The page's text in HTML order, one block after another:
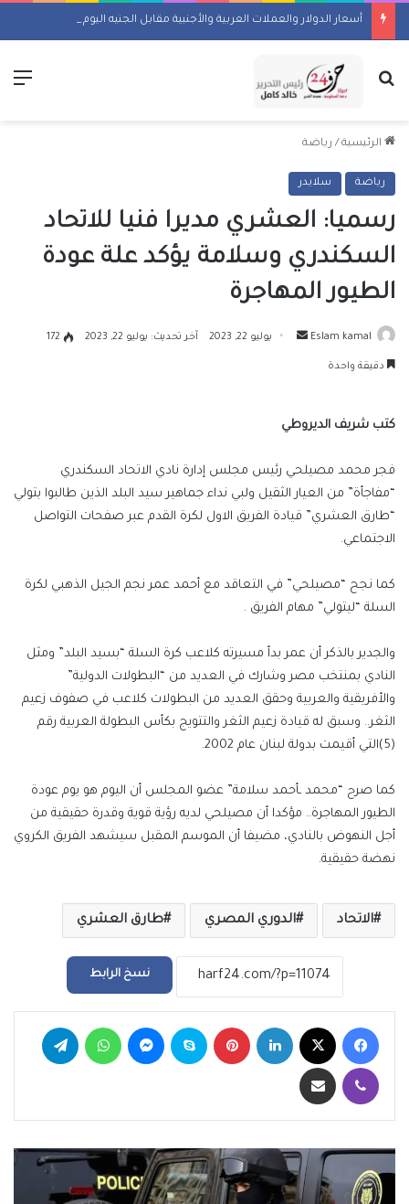
بحث عن
الرئيسية / رياضة
رياضة سلايدر
رسميا: العشري مديرا فنيا للاتحاد
السكندري وسلامة يؤكد علة عودة
الطيور المهاجرة
Eslam kamal
أرسل يوليو 22, 2023 آخر تحديث: يوليو 22, 2023 172
دقيقة واحدة
كتب شريف الديروطي
فجر محمد مصيلحي رئيس مجلس إدارة نادي الاتحاد السكندري
“مفاجأة” من العيار الثقيل ولبي نداء جماهير سيد البلد الذين طالبوا بتولي
“طارق العشري” قيادة الفريق الاول لكرة القدم عبر صفحات التواصل
الاجتماعي.
كما نجح “مصيلحي” في التعاقد مع أحمد عمر نجم الجيل الذهبي لكرة
السلة “ليتولي” مهام الفريق .
والجدير بالذكر أن عمر بدأ مسيرته كلاعب كرة السلة “بسيد البلد” ومثل
النادي بمنتخب مصر وشارك في العديد من “البطولات الدولية”
والأفريقية والعربية وحقق العديد من البطولات كلاعب في صفوف زعيم
الثغر.. وسبق له قيادة زعيم الثغر والتتويج بكأس البطولة العربية رقم
(5)التي أقيمت بدولة لبنان عام 2002.
كما صرح “محمد ـأحمد سلامة” عضو المجلس أن اليوم هو يوم عودة
الطيور المهاجرة.. مؤكدا أن مصيلحي لديه رؤية قوية وقدرة حقيقية من
أجل النهوض بالنادي، مضيفا أن الموسم المقبل سيشهد الفريق الكروي
نهضة حقيقية.
الاتحاد الدوري المصري طارق العشري
نسخ الرابط
فيسبوك لينكدإن بينتيريست سكايب ماسنجر واتساب
ڤايبر مشاركة عبر البريد